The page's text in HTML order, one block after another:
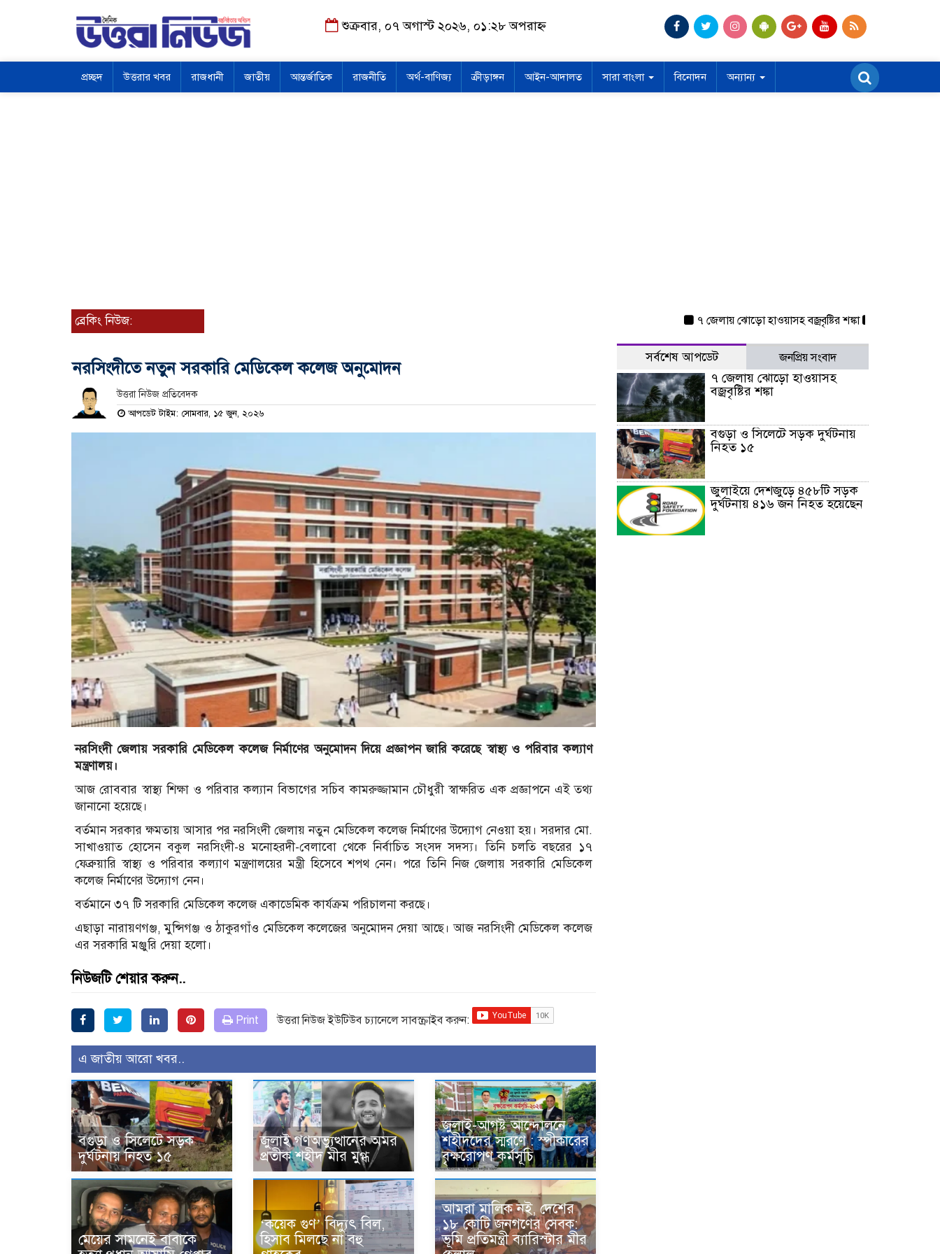
শুক্রবার, ০৭ অগাস্ট ২০২৬, ০১:২৮ অপরাহ্ন
প্রচ্ছদ উত্তরার খবর রাজধানী জাতীয় আন্তর্জাতিক রাজনীতি অর্থ-বাণিজ্য ক্রীড়াঙ্গন আইন-আদালত সারা বাংলা বিনোদন অন্যান্য
ব্রেকিং নিউজ: ৭ জেলায় ঝোড়ো হাওয়াসহ বজ্রবৃষ্টির শঙ্কা বগুড়া ও সিলেটে
নরসিংদীতে নতুন সরকারি মেডিকেল কলেজ অনুমোদন
উত্তরা নিউজ প্রতিবেদক
আপডেট টাইম: সোমবার, ১৫ জুন, ২০২৬
নরসিংদী জেলায় সরকারি মেডিকেল কলেজ নির্মাণের অনুমোদন দিয়ে প্রজ্ঞাপন জারি করেছে স্বাস্থ্য ও পরিবার কল্যাণ
মন্ত্রণালয়।
আজ রোববার স্বাস্থ্য শিক্ষা ও পরিবার কল্যান বিভাগের সচিব কামরুজ্জামান চৌধুরী স্বাক্ষরিত এক প্রজ্ঞাপনে এই তথ্য
জানানো হয়েছে।
বর্তমান সরকার ক্ষমতায় আসার পর নরসিংদী জেলায় নতুন মেডিকেল কলেজ নির্মাণের উদ্যোগ নেওয়া হয়। সরদার মো.
সাখাওয়াত হোসেন বকুল নরসিংদী-৪ মনোহরদী-বেলাবো থেকে নির্বাচিত সংসদ সদস্য। তিনি চলতি বছরের ১৭
ফেব্রুয়ারি স্বাস্থ্য ও পরিবার কল্যাণ মন্ত্রণালয়ের মন্ত্রী হিসেবে শপথ নেন। পরে তিনি নিজ জেলায় সরকারি মেডিকেল
কলেজ নির্মাণের উদ্যোগ নেন।
বর্তমানে ৩৭ টি সরকারি মেডিকেল কলেজ একাডেমিক কার্যক্রম পরিচালনা করছে।
এছাড়া নারায়ণগঞ্জ, মুন্সিগঞ্জ ও ঠাকুরগাঁও মেডিকেল কলেজের অনুমোদন দেয়া আছে। আজ নরসিংদী মেডিকেল কলেজ
এর সরকারি মঞ্জুরি দেয়া হলো।
নিউজটি শেয়ার করুন..
Print উত্তরা নিউজ ইউটিউব চ্যানেলে সাবস্ক্রাইব করুন:
এ জাতীয় আরো খবর..
বগুড়া ও সিলেটে সড়ক
দুর্ঘটনায় নিহত ১৫
জুলাই গণঅভ্যুত্থানের অমর
প্রতীক শহীদ মীর মুগ্ধ
জুলাই-আগষ্ট আন্দোলনে
শহীদদের স্মরণে : স্পীকারের
বৃক্ষরোপণ কর্মসূচি
মেয়ের সামনেই বাবাকে
‘কয়েক গুণ’ বিদ্যুৎ বিল,
হিসাব মিলছে না বহু
আমরা মালিক নই, দেশের
১৮ কোটি জনগণের সেবক:
ভূমি প্রতিমন্ত্রী ব্যারিস্টার মীর
সর্বশেষ আপডেট জনপ্রিয় সংবাদ
৭ জেলায় ঝোড়ো হাওয়াসহ
বজ্রবৃষ্টির শঙ্কা
বগুড়া ও সিলেটে সড়ক দুর্ঘটনায়
নিহত ১৫
জুলাইয়ে দেশজুড়ে ৪৫৮টি সড়ক
দুর্ঘটনায় ৪১৬ জন নিহত হয়েছেন